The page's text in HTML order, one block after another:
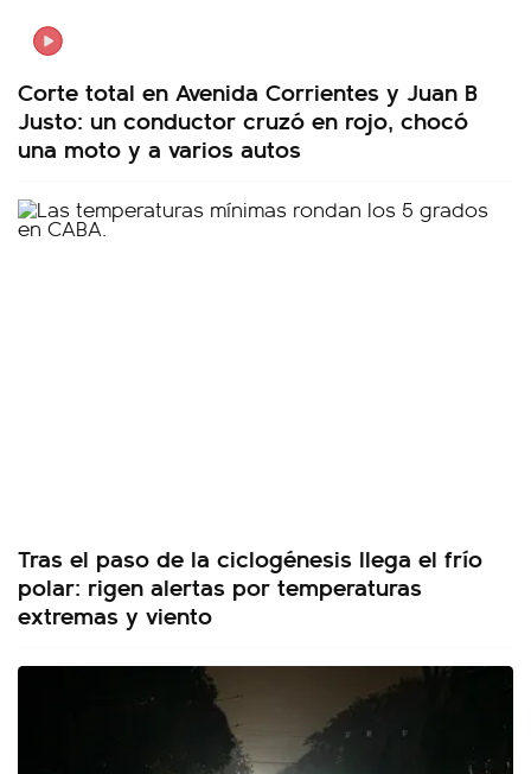
Corte total en Avenida Corrientes y Juan B
Justo: un conductor cruzó en rojo, chocó
una moto y a varios autos
Tras el paso de la ciclogénesis llega el frío
polar: rigen alertas por temperaturas
extremas y viento